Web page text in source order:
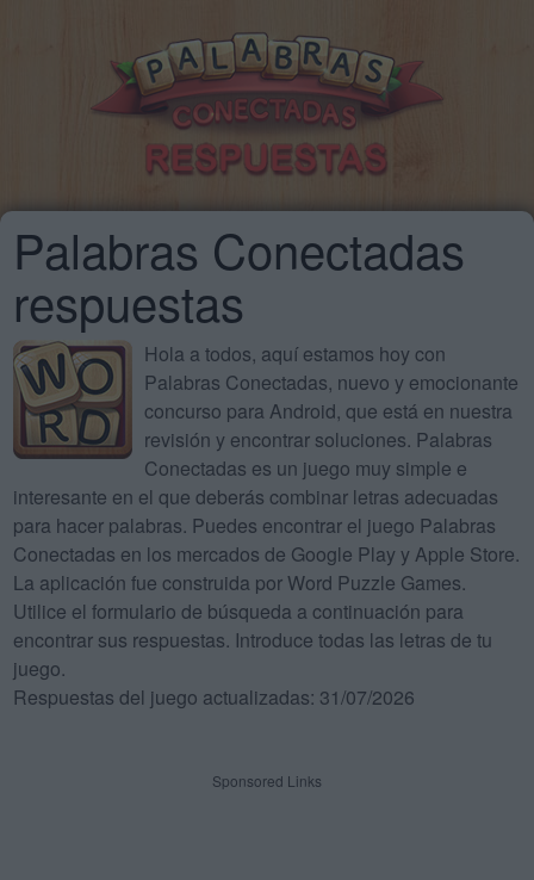
Palabras Conectadas
respuestas
Hola a todos, aquí estamos hoy con
Palabras Conectadas, nuevo y emocionante
concurso para Android, que está en nuestra
revisión y encontrar soluciones. Palabras
Conectadas es un juego muy simple e
interesante en el que deberás combinar letras adecuadas
para hacer palabras. Puedes encontrar el juego Palabras
Conectadas en los mercados de Google Play y Apple Store.
La aplicación fue construida por Word Puzzle Games.
Utilice el formulario de búsqueda a continuación para
encontrar sus respuestas. Introduce todas las letras de tu
juego.
Respuestas del juego actualizadas: 31/07/2026
Sponsored Links